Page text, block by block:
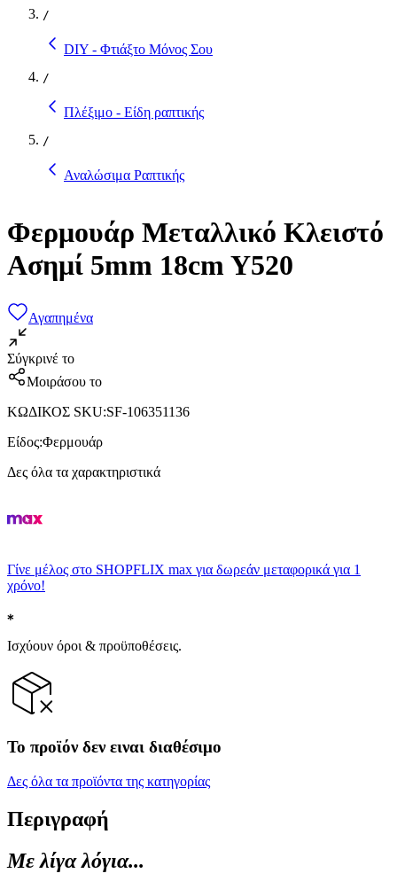
/
DIY - Φτιάξτο Μόνος Σου
/
Πλέξιμο - Είδη ραπτικής
/
Αναλώσιμα Ραπτικής
Φερμουάρ Μεταλλικό Κλειστό
Ασημί 5mm 18cm Y520
Αγαπημένα
Σύγκρινέ το
Μοιράσου το
ΚΩΔΙΚΟΣ SKU:SF-106351136
Είδος:Φερμουάρ
Δες όλα τα χαρακτηριστικά
Γίνε μέλος στο SHOPFLIX max για δωρεάν μεταφορικά για 1
χρόνο!
Ισχύουν όροι & προϋποθέσεις.
Το προϊόν δεν ειναι διαθέσιμο
Δες όλα τα προϊόντα της κατηγορίας
Περιγραφή
Με λίγα λόγια...